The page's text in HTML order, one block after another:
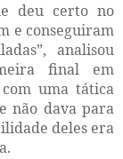
deu certo no
e conseguiram
analisou
final em
uma tática
não dava para
deles era